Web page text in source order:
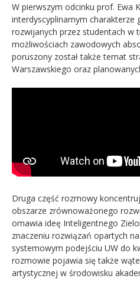
W pierwszym odcinku prof. Ewa
interdyscyplinarnym charakterze
rozwijanych przez studentach w
możliwościach zawodowych
poruszony został także temat
Warszawskiego oraz
Druga część rozmowy
obszarze zrównoważonego
omawia ideę Inteligentnego
znaczeniu rozwiązań opartych
systemowym podejściu UW do
rozmowie pojawia się także
artystycznej w środowisku